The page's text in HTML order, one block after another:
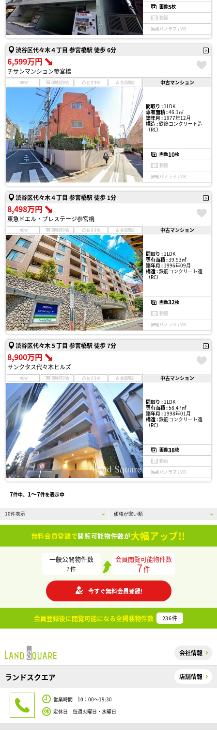
画像5枚
動画
パノラマ / VR
渋谷区代々木４丁目 参宮橋駅 徒歩 6分
6,599万円
チサンマンション参宮橋
NEW 現地見学会 おすすめ 会員限定 中古マンション
間取り :1LDK
専有面積 :46.1㎡
築年月 :1977年12月
構造 :鉄筋コンクリート造
（RC）
画像10枚
動画
パノラマ / VR
渋谷区代々木４丁目 参宮橋駅 徒歩 1分
8,498万円
東急ドエル・プレステージ参宮橋
NEW 現地見学会 おすすめ 会員限定 中古マンション
間取り :1LDK
専有面積 :39.93㎡
築年月 :1996年09月
構造 :鉄筋コンクリート造
（RC）
画像32枚
動画
パノラマ / VR
渋谷区代々木５丁目 参宮橋駅 徒歩 7分
8,900万円
サンクタス代々木ヒルズ
NEW 現地見学会 おすすめ 会員限定 中古マンション
間取り :1LDK
専有面積 :58.47㎡
築年月 :1998年01月
構造 :鉄筋コンクリート造
（RC）
画像38枚
動画
パノラマ / VR
7件中、 1〜7件を表示中
無料会員登録で閲覧可能物件数が大幅アップ!!
一般公開物件数
7件
会員閲覧可能物件数
7件
今すぐ無料会員登録!
会員登録後に閲覧可能になる全掲載物件数 236件
会社情報
ランドスクエア 店舗情報
営業時間 10：00～19:30
定休日 毎週火曜日・水曜日